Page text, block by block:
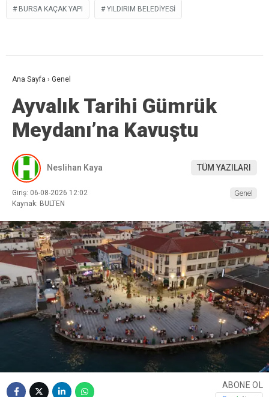
BURSA KAÇAK YAPI YILDIRIM BELEDIYESI
Ana Sayfa › Genel
Ayvalık Tarihi Gümrük
Meydanı’na Kavuştu
Neslihan Kaya TÜM YAZILARI
Giriş: 06-08-2026 12:02
Kaynak: BULTEN
Genel
ABONE OL